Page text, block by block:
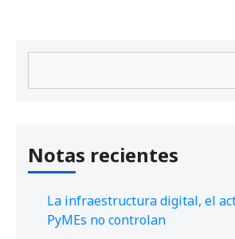
Notas recientes
La infraestructura digital, el
PyMEs no controlan